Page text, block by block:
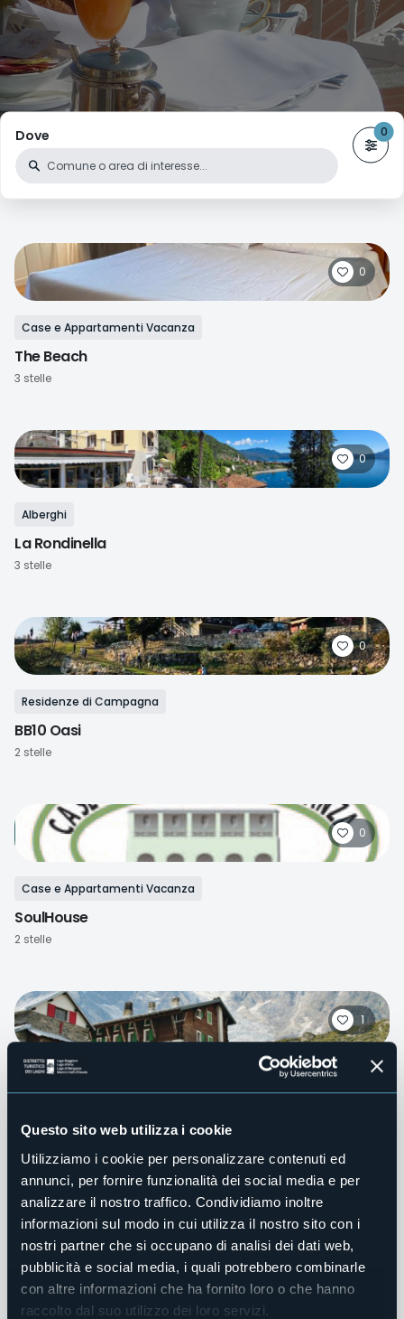
Questo sito web utilizza i cookie
Utilizziamo i cookie per personalizzare contenuti ed
annunci, per fornire funzionalità dei social media e per
analizzare il nostro traffico. Condividiamo inoltre
informazioni sul modo in cui utilizza il nostro sito con i
nostri partner che si occupano di analisi dei dati web,
pubblicità e social media, i quali potrebbero combinarle
con altre informazioni che ha fornito loro o che hanno
raccolto dal suo utilizzo dei loro servizi.
Dove
0
Case e Appartamenti Vacanza
The Beach
3 stelle
0
Alberghi
La Rondinella
3 stelle
0
Residenze di Campagna
BB10 Oasi
2 stelle
0
Case e Appartamenti Vacanza
SoulHouse
2 stelle
1
Rifugi
Alberghi
Grand Hotel Majestic
4 stelle